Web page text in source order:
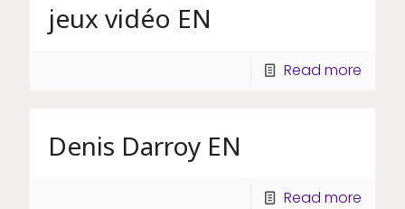
jeux vidéo EN
Read more
Denis Darroy EN
Read more